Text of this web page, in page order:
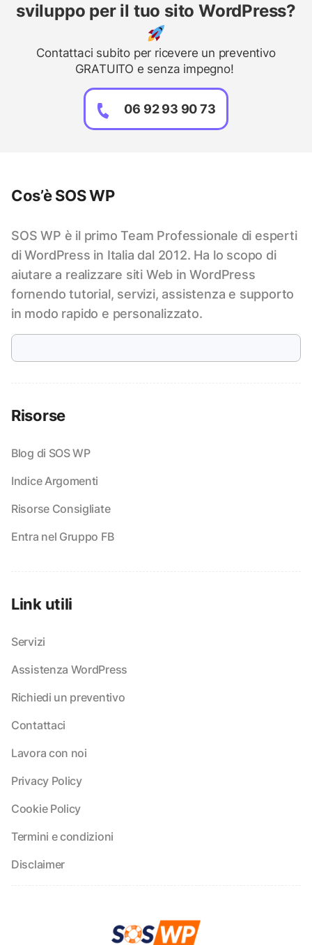
sviluppo per il tuo sito WordPress?
Contattaci subito per ricevere un preventivo
GRATUITO e senza impegno!
06 92 93 90 73
Cos’è SOS WP
SOS WP è il primo Team Professionale di esperti
di WordPress in Italia dal 2012. Ha lo scopo di
aiutare a realizzare siti Web in WordPress
fornendo tutorial, servizi, assistenza e supporto
in modo rapido e personalizzato.
Risorse
Blog di SOS WP
Indice Argomenti
Risorse Consigliate
Entra nel Gruppo FB
Link utili
Servizi
Assistenza WordPress
Richiedi un preventivo
Contattaci
Lavora con noi
Privacy Policy
Cookie Policy
Termini e condizioni
Disclaimer